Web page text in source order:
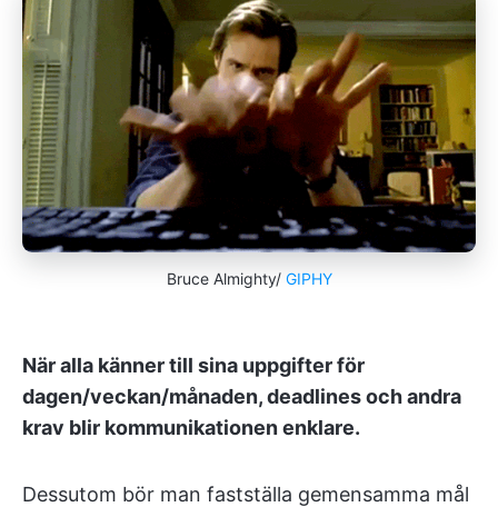
Bruce Almighty/ GIPHY
När alla känner till sina uppgifter för
dagen/veckan/månaden, deadlines och andra
krav blir kommunikationen enklare.
Dessutom bör man fastställa gemensamma mål